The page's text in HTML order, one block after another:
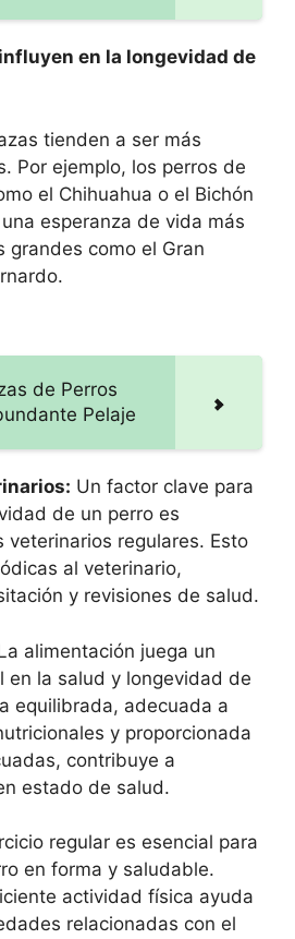
en la longevidad de
tienden a ser más
Por ejemplo, los perros de
el Chihuahua o el Bichón
esperanza de vida más
grandes como el Gran
de Perros
Pelaje
Un factor clave para
de un perro es
veterinarios regulares. Esto
al veterinario,
y revisiones de salud.
alimentación juega un
en la salud y longevidad de
equilibrada, adecuada a
y proporcionada
contribuye a
estado de salud.
regular es esencial para
en forma y saludable.
actividad física ayuda
relacionadas con el